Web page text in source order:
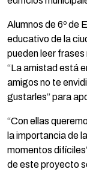
Alumnos de 6º de
educativo de la
pueden leer
“La amistad está
amigos no te
gustarles” para
“Con ellas
la importancia de
momentos
de este proyecto